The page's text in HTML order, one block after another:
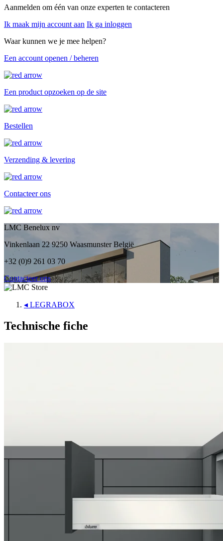
Aanmelden om één van onze experten te contacteren
Ik maak mijn account aan Ik ga inloggen
Waar kunnen we je mee helpen?
Een account openen / beheren
Een product opzoeken op de site
Bestellen
Verzending & levering
Contacteer ons
LMC Benelux nv
Vinkenlaan 22 9250 Waasmunster België
+32 (0)9 261 03 70
Contacteer ons
◂ LEGRABOX
Technische fiche